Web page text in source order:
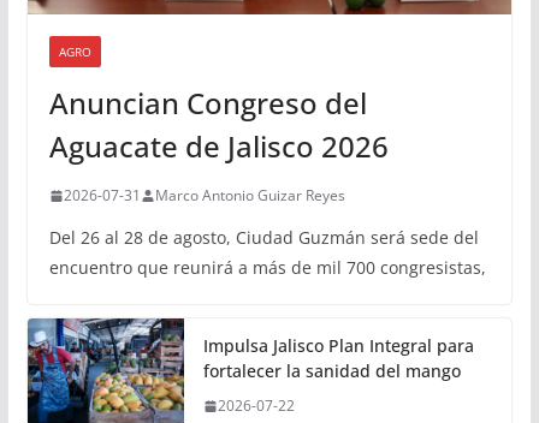
AGRO
Anuncian Congreso del
Aguacate de Jalisco 2026
2026-07-31 Marco Antonio Guizar Reyes
Del 26 al 28 de agosto, Ciudad Guzmán será sede del
encuentro que reunirá a más de mil 700 congresistas,
Impulsa Jalisco Plan Integral para
fortalecer la sanidad del mango
2026-07-22